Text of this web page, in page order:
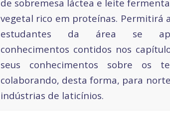
de sobremesa láctea e leite
vegetal rico em proteínas. Permitirá
estudantes da área se
conhecimentos contidos nos
seus conhecimentos sobre os
colaborando, desta forma, para
indústrias de laticínios.